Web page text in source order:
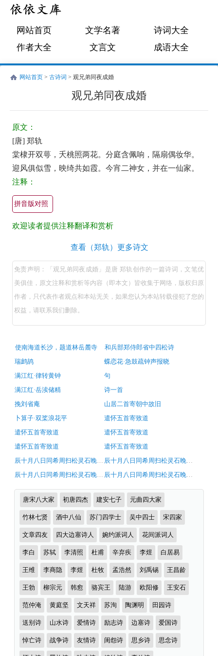
网站首页 文学名著
诗词大全
作者大全
文言文 成语大全
网站首页 > 古诗词 > 观兄弟同夜成婚
观兄弟同夜成婚
唐
郑
轨
古
诗
词:
观
兄
弟
同
夜
成
文
翻
译
+全
文
注
释
译
文
+原
著
赏
析
原文：
[唐] 郑轨
棠棣开双萼，夭桃照两花。分庭含佩响，隔扇偶妆华。
迎风俱似雪，映绮共如霞。今宵二神女，并在一仙家。
注释：
拼音版对照
欢迎读者提供注释翻译和赏析
兄
弟
同
夜
成
（唐
郑
译
及
赏
析
（完）-
词
译
文
查看（郑轨）更多诗文
免责声明：「观兄弟同夜成婚」是唐 郑轨创作的一篇诗词，文笔优
美俱佳，原文注释和赏析等内容（即本文）皆收集于网络，版权归原
作者，只代表作者观点和本站无关，如果您认为本站转载侵犯了您的
权益，请联系我们删除。
古
词
推
荐
使南海道长沙，题道林岳麓寺
和兵部郑侍郎省中四松诗
瑞鹧鸪
蝶恋花·急鼓疏钟声报晓
满江红·律转黄钟
句
满江红·岳渎储精
诗一首
挽刘省庵
山居二首寄朝中故旧
卜算子·双桨浪花平
遣怀五首寄致道
遣怀五首寄致道
遣怀五首寄致道
遣怀五首寄致道
遣怀五首寄致道
辰十月八日同希周扫松灵石晚步松下怆然有怀
辰十月八日同希周扫松灵石晚步松下怆然有怀
辰十月八日同希周扫松灵石晚步松下怆然有怀
辰十月八日同希周扫松灵石晚步松下怆然有怀
诗
词
分
类
唐宋八大家 初唐四杰 建安七子 元曲四大家
竹林七贤 酒中八仙 苏门四学士 吴中四士 宋四家
文章四友 四大边塞诗人 婉约派词人 花间派词人
李白 苏轼 李清照 杜甫 辛弃疾 李煜 白居易
王维 李商隐 李煜 杜牧 孟浩然 刘禹锡 王昌龄
王勃 柳宗元 韩愈 骆宾王 陆游 欧阳修 王安石
范仲淹 黄庭坚 文天祥 苏洵 陶渊明 田园诗
送别诗 山水诗 爱情诗 励志诗 边塞诗 爱国诗
悼亡诗 战争诗 友情诗 闺怨诗 思乡诗 思念诗